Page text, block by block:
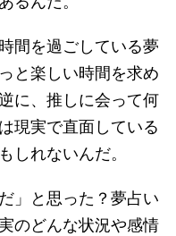
間を過ごしている夢
と楽しい時間を求め
に、推しに会って何
現実で直面している
しれないんだ。
」と思った？夢占い
のどんな状況や感情